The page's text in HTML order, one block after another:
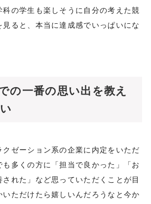
科の学生も楽しそうに自分の考えた競
ると、本当に達成感でいっぱいにな
の一番の思い出を教え
クゼーション系の企業に内定をいただ
も多くの方に「担当で良かった」「お
れた」など思っていただくことが目
いただけたら嬉しいんだろうなと今か